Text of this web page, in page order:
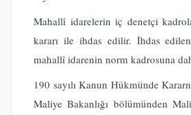
Mahallî idarelerin iç denetçi
kararı ile ihdas edilir. İhdas
mahallî idarenin norm kadrosuna
190 sayılı Kanun Hükmünde
Maliye Bakanlığı bölümünden